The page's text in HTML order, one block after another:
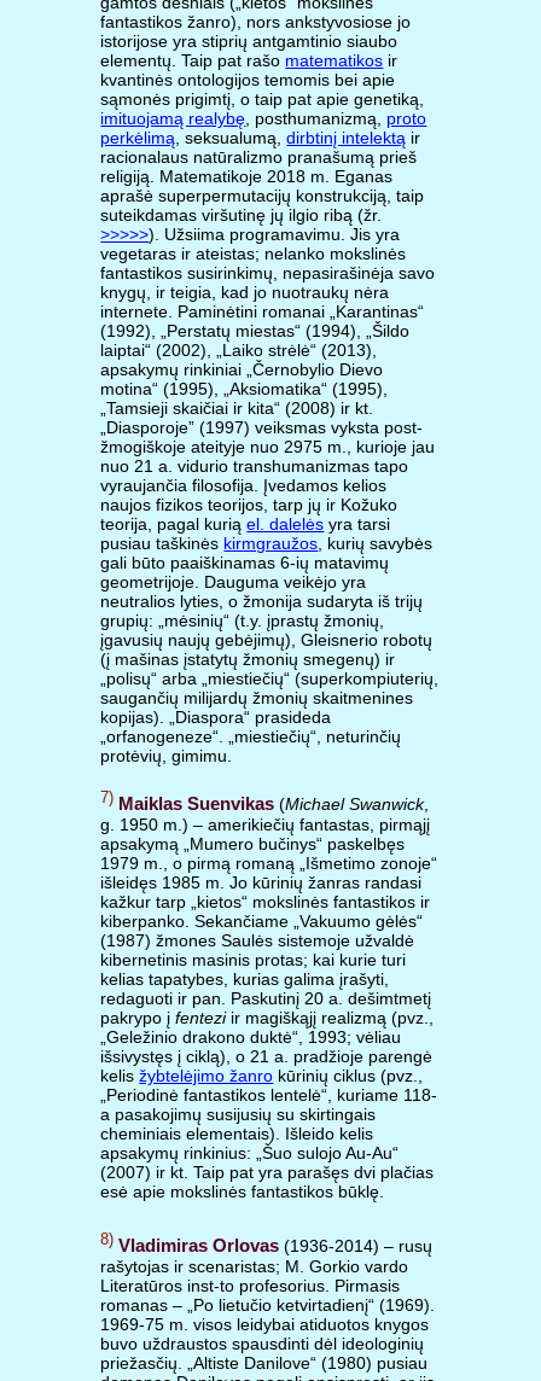
fantastikos žanro), nors ankstyvosiose jo
istorijose yra stiprių antgamtinio siaubo
elementų. Taip pat rašo matematikos ir
kvantinės ontologijos temomis bei apie
sąmonės prigimtį, o taip pat apie genetiką,
imituojamą realybę, posthumanizmą, proto
perkėlimą, seksualumą,dirbtinį intelektą ir
racionalaus natūralizmo pranašumą prieš
religiją. Matematikoje 2018 m. Eganas
aprašė superpermutacijų konstrukciją, taip
suteikdamas viršutinę jų ilgio ribą (žr.
>>>>>). Užsiima programavimu. Jis yra
vegetaras ir ateistas; nelanko mokslinės
fantastikos susirinkimų, nepasirašinėja savo
knygų, ir teigia, kad jo nuotraukų nėra
internete. Paminėtini romanai „Karantinas“
(1992), „Perstatų miestas“ (1994), „Šildo
laiptai“ (2002), „Laiko strėlė“ (2013),
apsakymų rinkiniai „Černobylio Dievo
motina“ (1995), „Aksiomatika“ (1995),
„Tamsieji skaičiai ir kita“ (2008) ir kt.
„Diasporoje” (1997) veiksmas vyksta post-
žmogiškoje ateityje nuo 2975 m., kurioje jau
nuo 21 a. vidurio transhumanizmas tapo
vyraujančia filosofija. Įvedamos kelios
naujos fizikos teorijos, tarp jų ir Kožuko
teorija, pagal kuriąel. dalelės yra tarsi
pusiau taškinės kirmgraužos, kurių savybės
gali būto paaiškinamas 6-ių matavimų
geometrijoje. Dauguma veikėjo yra
neutralios lyties, o žmonija sudaryta iš trijų
grupių: „mėsinių“ (t.y. įprastų žmonių,
įgavusių naujų gebėjimų), Gleisnerio robotų
(į mašinas įstatytų žmonių smegenų) ir
„polisų“ arba „miestiečių“ (superkompiuterių,
saugančių milijardų žmonių skaitmenines
kopijas). „Diaspora“ prasideda
„orfanogeneze“. „miestiečių“, neturinčių
protėvių, gimimu.
7) Maiklas Suenvikas (Michael Swanwick,
g. 1950 m.) – amerikiečių fantastas, pirmąjį
apsakymą „Mumero bučinys“ paskelbęs
1979 m., o pirmą romaną „Išmetimo zonoje“
išleidęs 1985 m. Jo kūrinių žanras randasi
kažkur tarp „kietos“ mokslinės fantastikos ir
kiberpanko. Sekančiame „Vakuumo gėlės“
(1987) žmones Saulės sistemoje užvaldė
kibernetinis masinis protas; kai kurie turi
kelias tapatybes, kurias galima įrašyti,
redaguoti ir pan. Paskutinį 20 a. dešimtmetį
pakrypo įfenteziir magiškąjį realizmą (pvz.,
„Geležinio drakono duktė“, 1993; vėliau
išsivystęs į ciklą), o 21 a. pradžioje parengė
kelisžybtelėjimo žanro kūrinių ciklus (pvz.,
„Periodinė fantastikos lentelė“, kuriame 118-
a pasakojimų susijusių su skirtingais
cheminiais elementais). Išleido kelis
apsakymų rinkinius: „Šuo sulojo Au-Au“
(2007) ir kt. Taip pat yra parašęs dvi plačias
esė apie mokslinės fantastikos būklę.
8) Vladimiras Orlovas (1936-2014) – rusų
rašytojas ir scenaristas; M. Gorkio vardo
Literatūros inst-to profesorius. Pirmasis
romanas – „Po lietučio ketvirtadienį“ (1969).
1969-75 m. visos leidybai atiduotos knygos
buvo uždraustos spausdinti dėl ideologinių
priežasčių. „Altiste Danilove“ (1980) pusiau